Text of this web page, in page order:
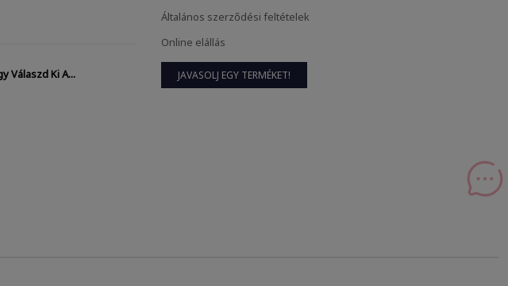
Válaszd Ki A...
febr 24, 2026
A Hajnövesztés Tudománya És A Belső...
Általános szerződési feltételek
Online elállás
JAVASOLJ EGY TERMÉKET!